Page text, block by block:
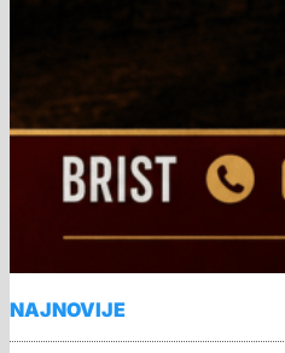
NAJNOVIJE